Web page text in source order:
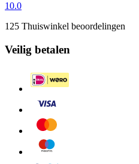
10.0
125 Thuiswinkel beoordelingen
Veilig betalen